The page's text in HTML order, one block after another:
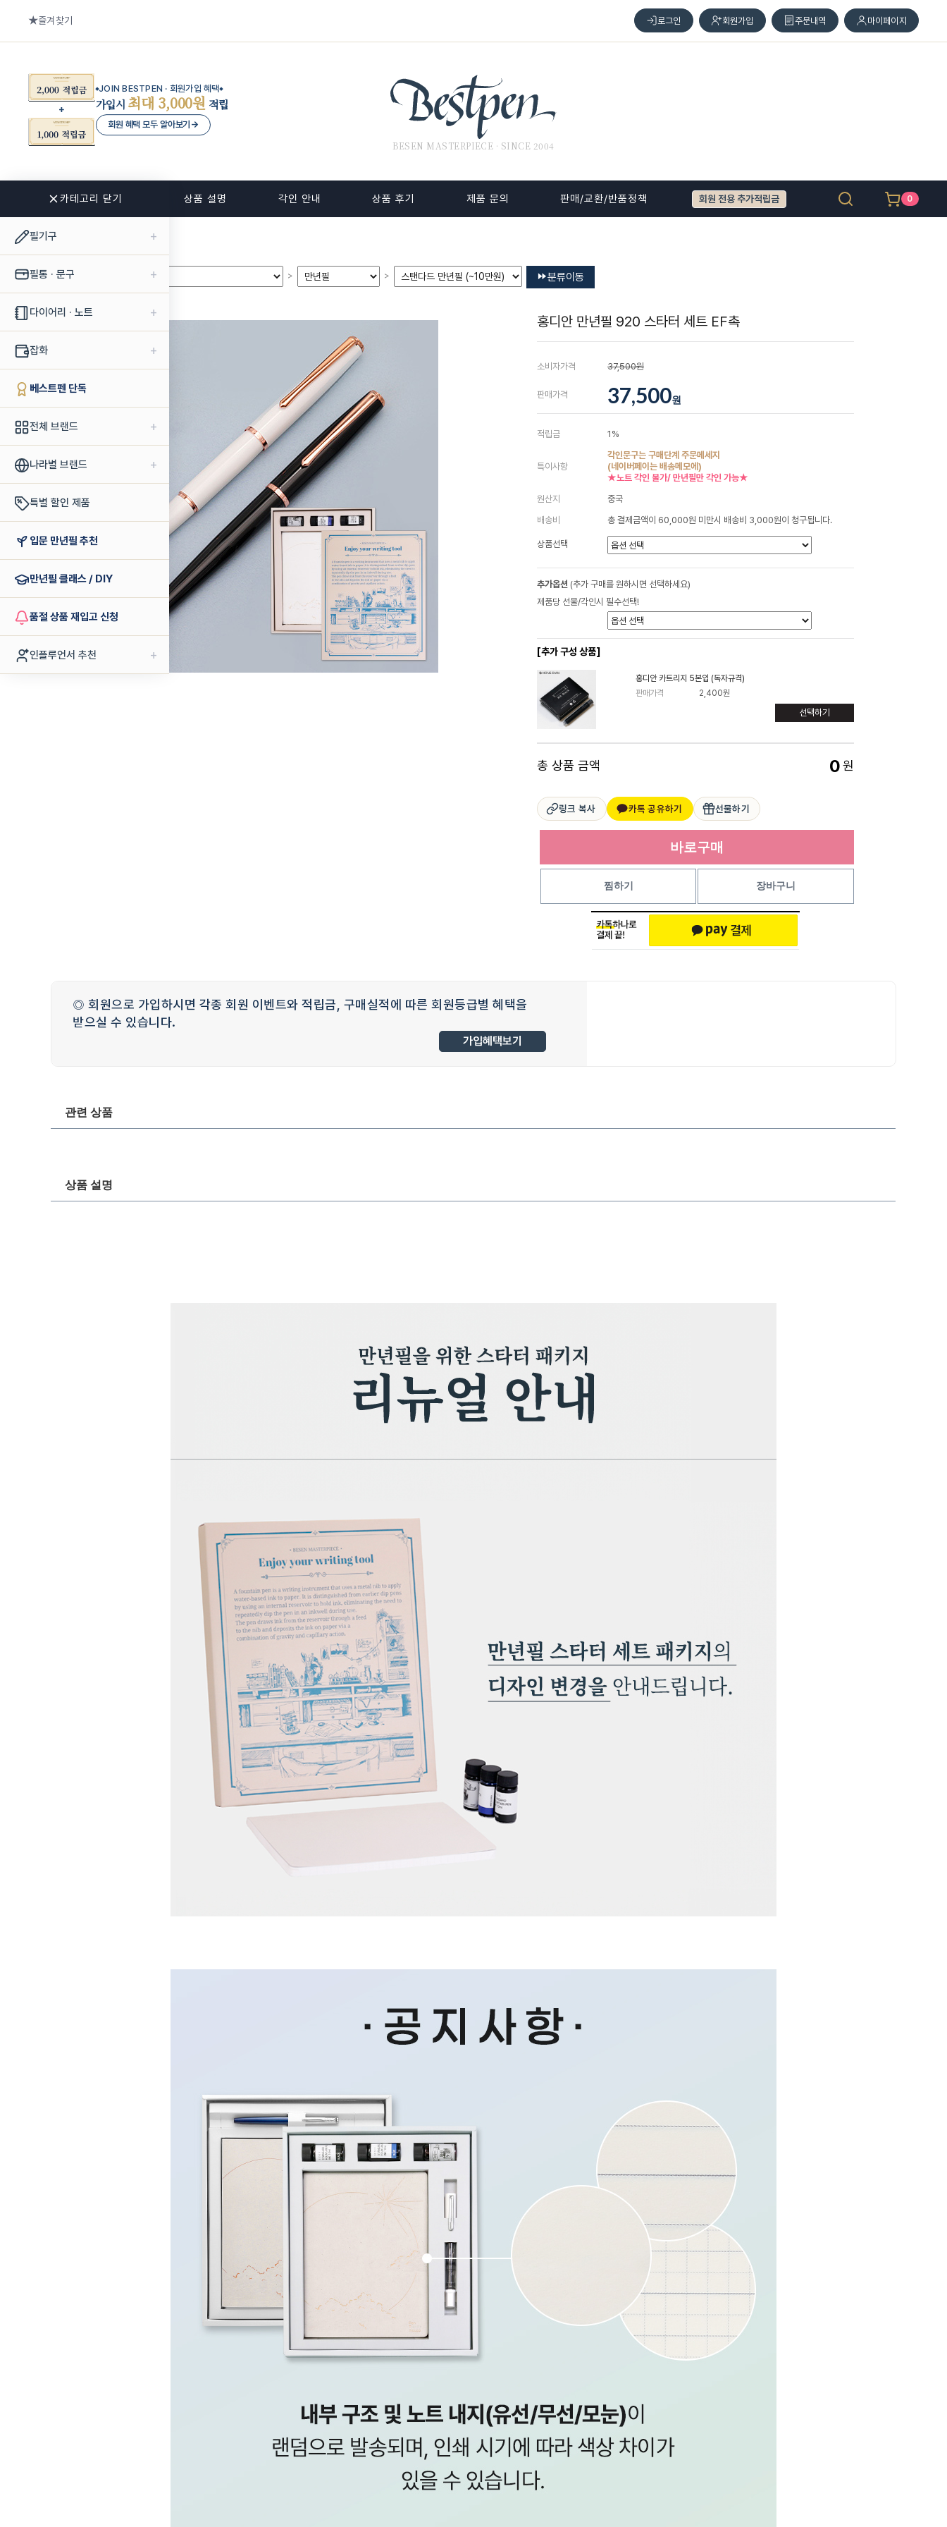
즐겨찾기
JOIN BESTPEN · 회원가입 혜택
가입시 최대 3,000원 적립
회원 혜택 모두 알아보기 →
로그인 회원가입 주문내역 마이페이지
BESEN MASTERPIECE · SINCE 2004
카테고리 닫기
필기구 +
필통 · 문구 +
다이어리 · 노트 +
잡화 +
베스트펜 단독
전체 브랜드 +
나라별 브랜드 +
특별 할인 제품
입문 만년필 추천
만년필 클래스 / DIY
품절 상품 재입고 신청
인플루언서 추천 +
관련 상품 상품 설명 각인 안내 상품 후기 제품 문의 판매/교환/반품정책 회원 전용 추가적립금 0
> > 분류이동
홍디안 만년필 920 스타터 세트 EF촉
소비자가격 37,500원
판매가격 37,500원
적립금 1%
특이사항
각인문구는 구매단계 주문메세지
(네이버페이는 배송메모에)
★노트 각인 불가/ 만년필만 각인 가능★
원산지
중국
배송비
총 결제금액이 60,000원 미만시 배송비 3,000원이 청구됩니다.
상품선택
추가옵션 (추가 구매를 원하시면 선택하세요)
제품당 선물/각인시 필수선택!
[추가 구성 상품]
홍디안 카트리지 5본입 (독자규격)
판매가격
2,400원
선택하기
총 상품 금액 0원
링크 복사 카톡 공유하기 선물하기
바로구매
장바구니
찜하기
◎ 회원으로 가입하시면 각종 회원 이벤트와 적립금, 구매실적에 따른 회원등급별 혜택을
받으실 수 있습니다.
가입혜택보기
관련 상품
상품 설명